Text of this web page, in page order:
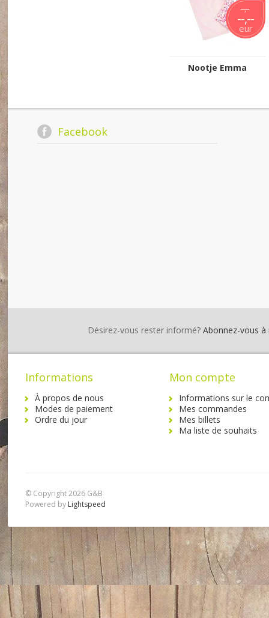
--,--
--,--
eur
Nootje Emma
Facebook
Désirez-vous rester informé?Abonnez-vous à
Informations
À propos de nous
Modes de paiement
Ordre du jour
Mon compte
Informations sur le
Mes commandes
Mes billets
Ma liste de souhaits
© Copyright 2026 G&B
Powered by Lightspeed